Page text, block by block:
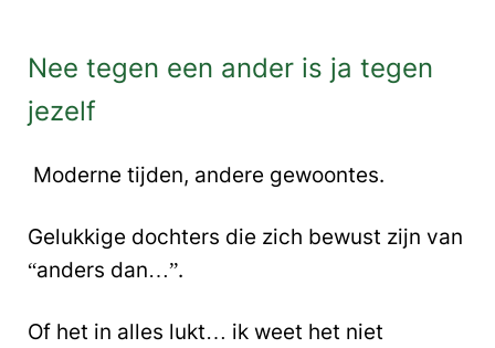
Nee tegen een ander is ja tegen
jezelf
Moderne tijden, andere gewoontes.
Gelukkige dochters die zich bewust zijn van
“anders dan…”.
Of het in alles lukt… ik weet het niet